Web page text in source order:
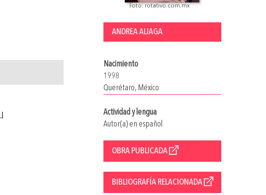
Foto: rotativo.com.mx
ANDREA ALIAGA
Nacimiento
1998
Querétaro, México
Actividad y lengua
Autor(a) en español
OBRA PUBLICADA
BIBLIOGRAFÍA RELACIONADA